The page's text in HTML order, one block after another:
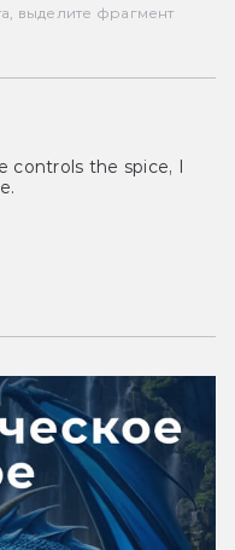
выделите фрагмент
controls the spice, I